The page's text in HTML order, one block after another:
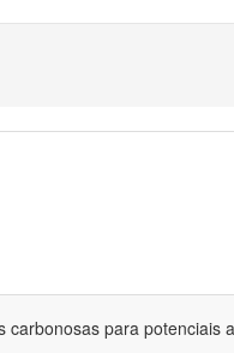
para potenciais